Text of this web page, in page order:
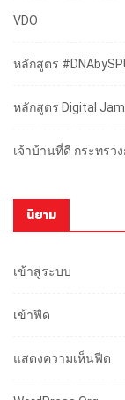
VDO
หลักสูตร
หลักสูตร Digital
เจ้าบ้านที่ดี กระทรว
นิยาม
เข้าสู่ระบบ
เข้าฟีด
แสดงความเห็นฟีด